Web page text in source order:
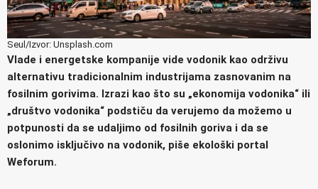
Seul/Izvor: Unsplash.com
Vlade i energetske kompanije vide vodonik kao održivu
alternativu tradicionalnim industrijama zasnovanim na
fosilnim gorivima. Izrazi kao što su „ekonomija vodonika“ ili
„društvo vodonika“ podstiču da verujemo da možemo u
potpunosti da se udaljimo od fosilnih goriva i da se
oslonimo isključivo na vodonik, piše ekološki portal
Weforum.